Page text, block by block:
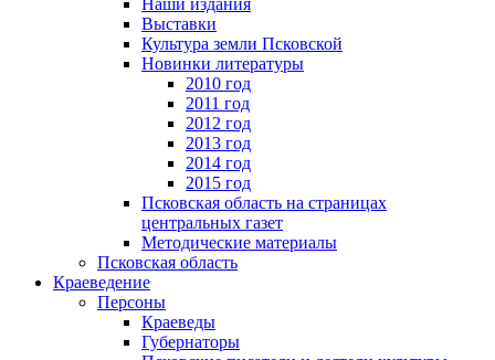
Наши издания
Выставки
Культура земли Псковской
Новинки литературы
2010 год
2011 год
2012 год
2013 год
2014 год
2015 год
Псковская область на страницах
центральных газет
Методические материалы
Псковская область
Краеведение
Персоны
Краеведы
Губернаторы